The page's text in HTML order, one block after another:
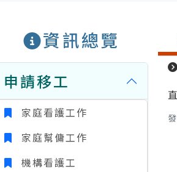
資訊總覽
申請移工
家庭看護工作
家庭幫傭工作
機構看護工